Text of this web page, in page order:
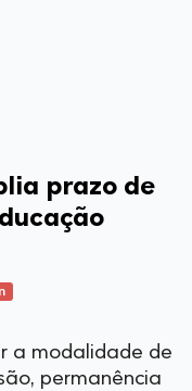
prazo de
a modalidade de
permanência